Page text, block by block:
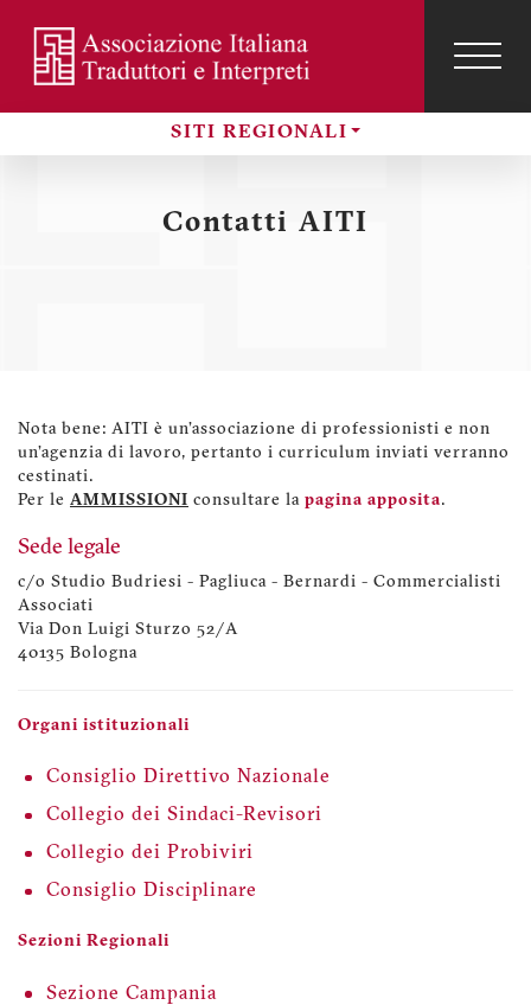
contenuto
principale
Sezioni
SITI REGIONALI
profilo
utente
Contatti AITI
Nota bene: AITI è un'associazione di professionisti e non
un'agenzia di lavoro, pertanto i curriculum inviati verranno
cestinati.
Per le AMMISSIONI consultare la pagina apposita.
Sede legale
c/o Studio Budriesi - Pagliuca - Bernardi - Commercialisti
Associati
Via Don Luigi Sturzo 52/A
40135 Bologna
Organi istituzionali
Consiglio Direttivo Nazionale
Collegio dei Sindaci-Revisori
Collegio dei Probiviri
Consiglio Disciplinare
Sezioni Regionali
Sezione Campania